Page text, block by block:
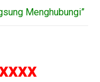
Menghubungi”